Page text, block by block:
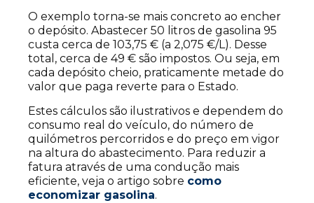
O exemplo torna-se mais concreto ao encher
o depósito. Abastecer 50 litros de gasolina 95
custa cerca de 103,75 € (a 2,075 €/L). Desse
total, cerca de 49 € são impostos. Ou seja, em
cada depósito cheio, praticamente metade do
valor que paga reverte para o Estado.
Estes cálculos são ilustrativos e dependem do
consumo real do veículo, do número de
quilómetros percorridos e do preço em vigor
na altura do abastecimento. Para reduzir a
fatura através de uma condução mais
eficiente, veja o artigo sobre como
economizar gasolina.